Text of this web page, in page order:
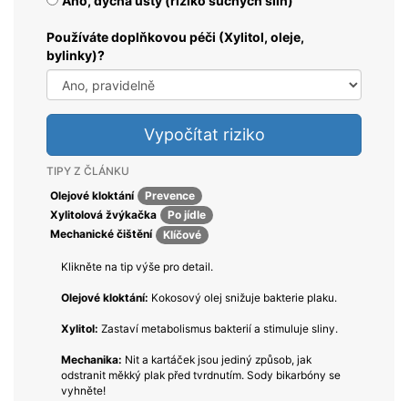
Používáte doplňkovou péči (Xylitol, oleje,
bylinky)?
Vypočítat riziko
TIPY Z ČLÁNKU
Olejové kloktání
Prevence
Xylitolová žvýkačka
Po jídle
Mechanické čištění
Klíčové
Klikněte na tip výše pro detail.
Olejové kloktání: Kokosový olej snižuje bakterie plaku.
Xylitol: Zastaví metabolismus bakterií a stimuluje sliny.
Mechanika: Nit a kartáček jsou jediný způsob, jak
odstranit měkký plak před tvrdnutím. Sody bikarbóny se
vyhněte!